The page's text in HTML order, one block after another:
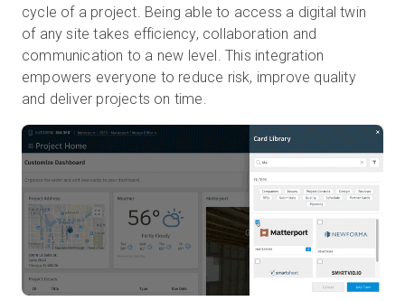
cycle of a project. Being able to access a digital twin
of any site takes efficiency, collaboration and
communication to a new level. This integration
empowers everyone to reduce risk, improve quality
and deliver projects on time.